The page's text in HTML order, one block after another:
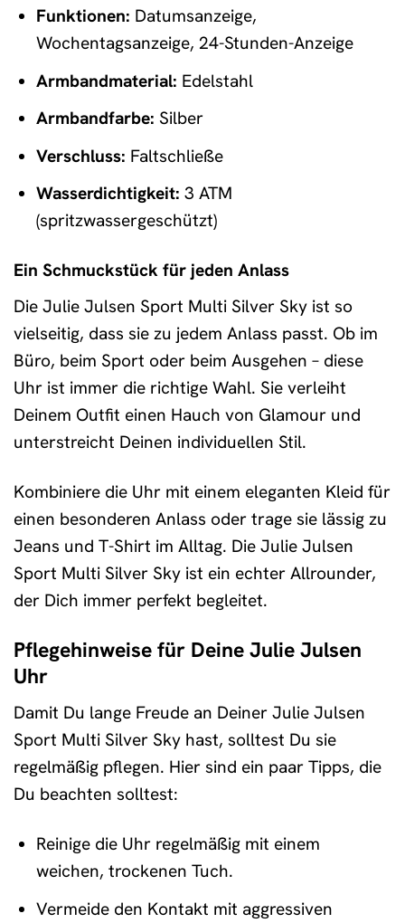
Funktionen: Datumsanzeige,
Wochentagsanzeige, 24-Stunden-Anzeige
Armbandmaterial: Edelstahl
Armbandfarbe: Silber
Verschluss: Faltschließe
Wasserdichtigkeit: 3 ATM
(spritzwassergeschützt)
Ein Schmuckstück für jeden Anlass
Die Julie Julsen Sport Multi Silver Sky ist so
vielseitig, dass sie zu jedem Anlass passt. Ob im
Büro, beim Sport oder beim Ausgehen – diese
Uhr ist immer die richtige Wahl. Sie verleiht
Deinem Outfit einen Hauch von Glamour und
unterstreicht Deinen individuellen Stil.
Kombiniere die Uhr mit einem eleganten Kleid für
einen besonderen Anlass oder trage sie lässig zu
Jeans und T-Shirt im Alltag. Die Julie Julsen
Sport Multi Silver Sky ist ein echter Allrounder,
der Dich immer perfekt begleitet.
Pflegehinweise für Deine Julie Julsen
Uhr
Damit Du lange Freude an Deiner Julie Julsen
Sport Multi Silver Sky hast, solltest Du sie
regelmäßig pflegen. Hier sind ein paar Tipps, die
Du beachten solltest:
Reinige die Uhr regelmäßig mit einem
weichen, trockenen Tuch.
Vermeide den Kontakt mit aggressiven